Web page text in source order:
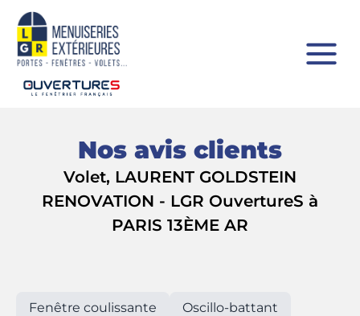
Volet, LAURENT GOLDSTEIN
RENOVATION - LGR OuvertureS à
PARIS 13ÈME AR
Nos avis clients
Fenêtre coulissante Oscillo-battant